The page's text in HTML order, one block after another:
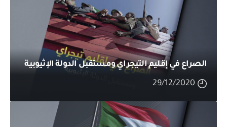
الصراع في إقليم التيجراي ومستقبل الدولة الإثيوبية
29/12/2020